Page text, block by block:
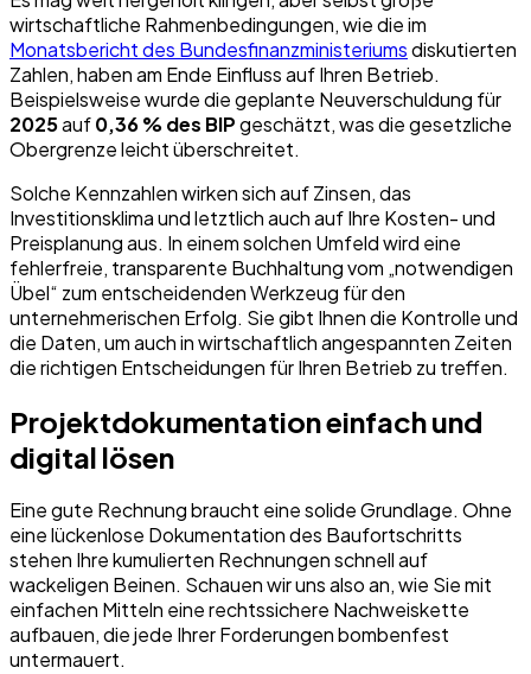
wirtschaftliche Rahmenbedingungen, wie die im
Monatsbericht des Bundesfinanzministeriumsdiskutierten
Zahlen, haben am Ende Einfluss auf Ihren Betrieb.
Beispielsweise wurde die geplante Neuverschuldung für
2025auf0,36 % des BIPgeschätzt, was die gesetzliche
Obergrenze leicht überschreitet.
Solche Kennzahlen wirken sich auf Zinsen, das
Investitionsklima und letztlich auch auf Ihre Kosten- und
Preisplanung aus. In einem solchen Umfeld wird eine
fehlerfreie, transparente Buchhaltung vom „notwendigen
Übel“ zum entscheidenden Werkzeug für den
unternehmerischen Erfolg. Sie gibt Ihnen die Kontrolle und
die Daten, um auch in wirtschaftlich angespannten Zeiten
die richtigen Entscheidungen für Ihren Betrieb zu treffen.
Projektdokumentation einfach und
digital lösen
Eine gute Rechnung braucht eine solide Grundlage. Ohne
eine lückenlose Dokumentation des Baufortschritts
stehen Ihre kumulierten Rechnungen schnell auf
wackeligen Beinen. Schauen wir uns also an, wie Sie mit
einfachen Mitteln eine rechtssichere Nachweiskette
aufbauen, die jede Ihrer Forderungen bombenfest
untermauert.